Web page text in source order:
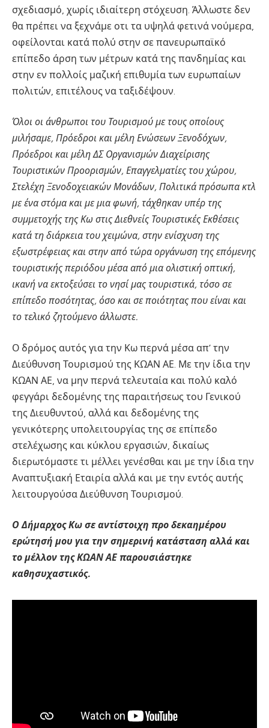
σχεδιασμό, χωρίς ιδιαίτερη στόχευση. Άλλωστε δεν
θα πρέπει να ξεχνάμε οτι τα υψηλά φετινά νούμερα,
οφείλονται κατά πολύ στην σε πανευρωπαϊκό
επίπεδο άρση των μέτρων κατά της πανδημίας και
στην εν πολλοίς μαζική επιθυμία των ευρωπαίων
πολιτών, επιτέλους να ταξιδέψουν.
Όλοι οι άνθρωποι του Τουρισμού με τους οποίους
μιλήσαμε, Πρόεδροι και μέλη Ενώσεων Ξενοδόχων,
Πρόεδροι και μέλη ΔΣ Οργανισμών Διαχείρισης
Τουριστικών Προορισμών, Επαγγελματίες του χώρου,
Στελέχη Ξενοδοχειακών Μονάδων, Πολιτικά πρόσωπα κτλ
με ένα στόμα και με μια φωνή, τάχθηκαν υπέρ της
συμμετοχής της Κω στις Διεθνείς Τουριστικές Εκθέσεις
κατά τη διάρκεια του χειμώνα, στην ενίσχυση της
εξωστρέφειας και στην από τώρα οργάνωση της επόμενης
τουριστικής περιόδου μέσα από μια ολιστική οπτική,
ικανή να εκτοξεύσει το νησί μας τουριστικά, τόσο σε
επίπεδο ποσότητας, όσο και σε ποιότητας που είναι και
το τελικό ζητούμενο άλλωστε.
Ο δρόμος αυτός για την Κω περνά μέσα απ’ την
Διεύθυνση Τουρισμού της ΚΩΑΝ ΑΕ. Με την ίδια την
ΚΩΑΝ ΑΕ, να μην περνά τελευταία και πολύ καλό
φεγγάρι δεδομένης της παραιτήσεως του Γενικού
της Διευθυντού, αλλά και δεδομένης της
γενικότερης υπολειτουργίας της σε επίπεδο
στελέχωσης και κύκλου εργασιών, δικαίως
διερωτόμαστε τι μέλλει γενέσθαι και με την ίδια την
Αναπτυξιακή Εταιρία αλλά και με την εντός αυτής
λειτουργούσα Διεύθυνση Τουρισμού.
Ο Δήμαρχος Κω σε αντίστοιχη προ δεκαημέρου
ερώτησή μου για την σημερινή κατάσταση αλλά και
το μέλλον της ΚΩΑΝ ΑΕ παρουσιάστηκε
καθησυχαστικός.